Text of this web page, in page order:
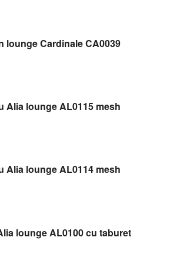
CITEȘTE MAI MULT
lounge Cardinale CA0039
CITEȘTE MAI MULT
Alia lounge AL0115 mesh
CITEȘTE MAI MULT
Alia lounge AL0114 mesh
CITEȘTE MAI MULT
lounge AL0100 cu taburet